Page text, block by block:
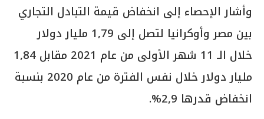
وأشار الإحصاء إلى انخفاض قيمة التبادل التجاري
بين مصر وأوكرانيا لتصل إلى 1,79 مليار دولار
خلال الـ 11 شهر الأولى من عام 2021 مقابل 1,84
مليار دولار خلال نفس الفترة من عام 2020 بنسبة
انخفاض قدرها 2,9%.